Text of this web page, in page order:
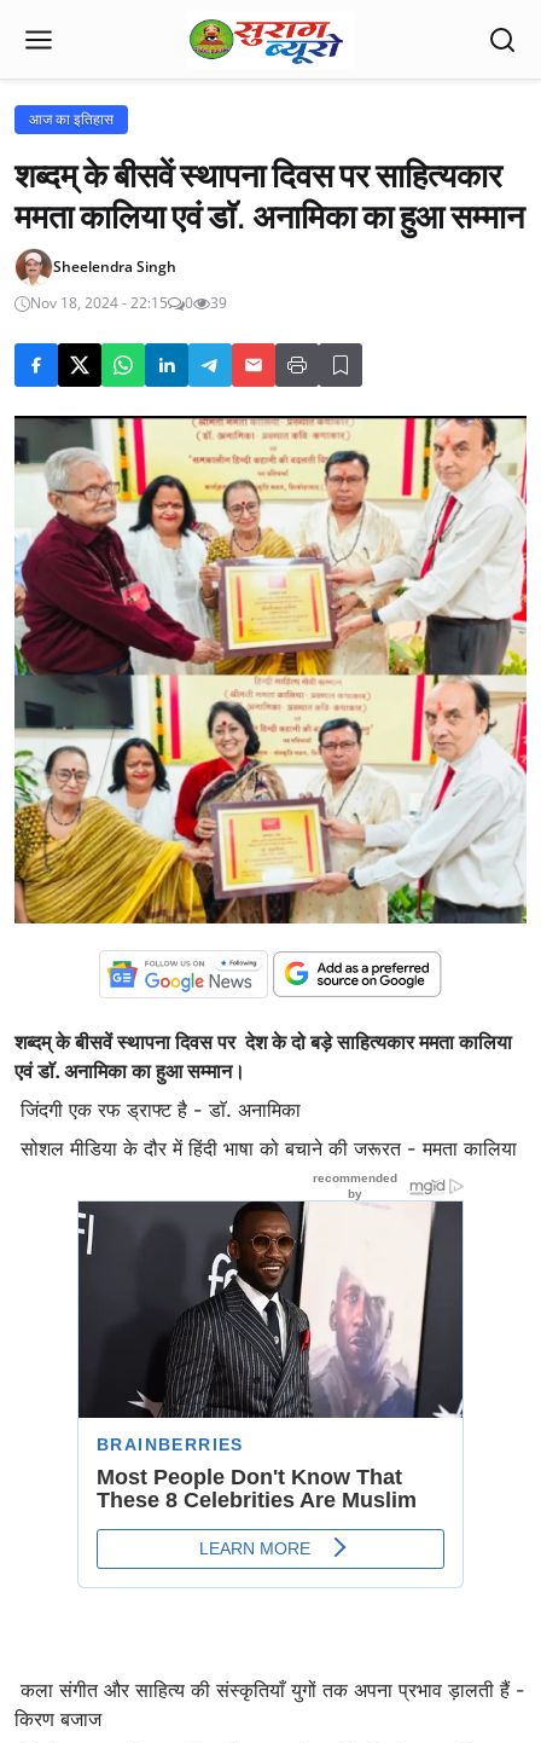
आज का इतिहास
शब्दम् के बीसवें स्थापना दिवस पर साहित्यकार
ममता कालिया एवं डाॅ. अनामिका का हुआ सम्मान
Sheelendra Singh
Nov 18, 2024 - 22:15
0 39
शब्दम् के बीसवें स्थापना दिवस पर देश के दो बड़े साहित्यकार ममता कालिया
एवं डाॅ. अनामिका का हुआ सम्मान।
जिंदगी एक रफ ड्राफ्ट है - डाॅ. अनामिका
सोशल मीडिया के दौर में हिंदी भाषा को बचाने की जरूरत - ममता कालिया
कला संगीत और साहित्य की संस्कृतियाँ युगों तक अपना प्रभाव ड़ालती हैं -
किरण बजाज